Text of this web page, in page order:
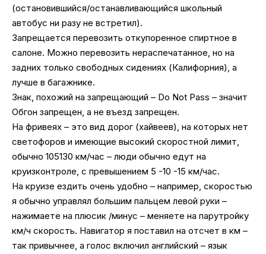
(остановившийся/останавливающийся школьный
автобус ни разу не встретил).
Запрещается перевозить откупоренное спиртное в
салоне. Можно перевозить нераспечатанное, но на
задних только свободных сидениях (Калифорния), а
лучше в багажнике.
Знак, похожий на запрещающий – Do Not Pass – значит
Обгон запрещен, а не въезд запрещен.
На фривеях – это вид дорог (хайвеев), на которых нет
светофоров и имеющие высокий скоростной лимит,
обычно 105130 км/час – люди обычно едут на
круизконтроле, с превышением 5 -10 -15 км/час.
На круизе ездить очень удобно – например, скоростью
я обычно управлял большим пальцем левой руки –
нажимаете на плюсик /минус – меняете на парутройку
км/ч скорость. Навигатор я поставил на отсчет в км –
так привычнее, а голос включил английский – язык